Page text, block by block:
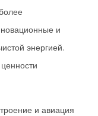
и
энергией.
и авиация